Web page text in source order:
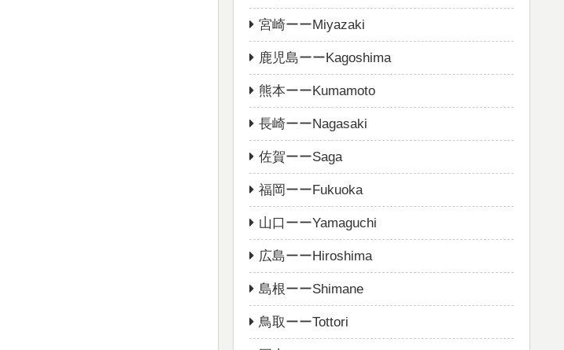
宮崎ーーMiyazaki
鹿児島ーーKagoshima
熊本ーーKumamoto
長崎ーーNagasaki
佐賀ーーSaga
福岡ーーFukuoka
山口ーーYamaguchi
広島ーーHiroshima
島根ーーShimane
鳥取ーーTottori